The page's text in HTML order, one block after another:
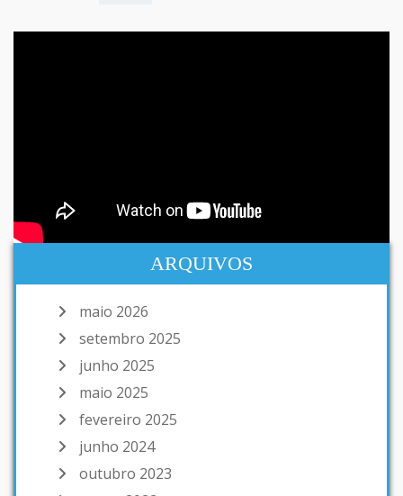
ARQUIVOS
maio 2026
setembro 2025
junho 2025
maio 2025
fevereiro 2025
junho 2024
outubro 2023